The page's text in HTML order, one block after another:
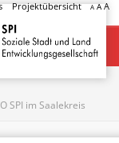
Projektübersicht A AA
SPI im Saalekreis